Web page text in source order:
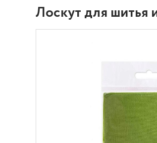
Лоскут для шитья